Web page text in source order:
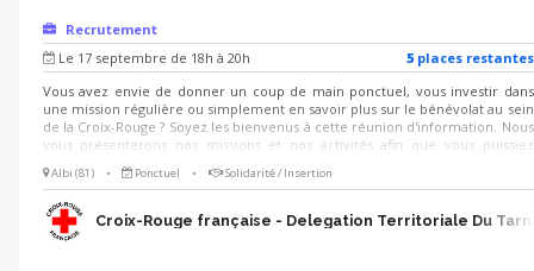
Recrutement
Le 17 septembre de 18h à 20h
5placesrestantes
Vous avez envie de donner un coup de main ponctuel, vous investir dans
une mission régulière ou simplement en savoir plus sur le bénévolat au sein
de la Croix-Rouge ? Soyez les bienvenus à cette réunion d'information. Nous
vous présenterons nos missions et nos activités afin que vous puissiez
Albi (81) • Ponctuel • Solidarité / Insertion
Croix-Rouge française - Delegation Territoriale Du Tarn